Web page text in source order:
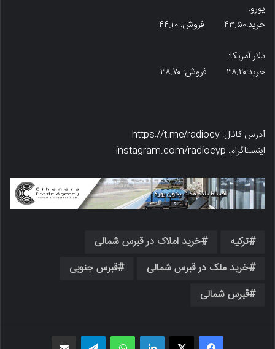
یورو:
خرید:۴۳.۵۰ فروش: ۴۴.۱۰
دلار آمریکا:
خرید:۳۸.۲۰ فروش: ۳۸.۷۰
آدرس کانال: https://t.me/radiocy
اینستاگرام: instagram.com/radiocyp
ترکیه
خرید املاک در قبرس شمالی
خرید ملک در قبرس شمالی
قبرس جنوبی
قبرس شمالی
فیسبوک X لینکدین واتس اپ